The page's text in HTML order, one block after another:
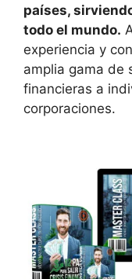
países,
todo el mundo.
experiencia y
amplia gama de
financieras a
corporaciones.